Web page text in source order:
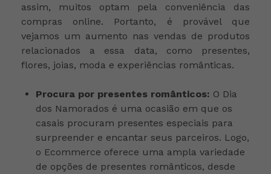
assim, muitos optam pela conveniência das
compras online. Portanto, é provável que
vejamos um aumento nas vendas de produtos
relacionados a essa data, como presentes,
flores, joias, moda e experiências românticas.
Procura por presentes românticos: O Dia
dos Namorados é uma ocasião em que os
casais procuram presentes especiais para
surpreender e encantar seus parceiros. Logo,
o Ecommerce oferece uma ampla variedade
de opções de presentes românticos, desde